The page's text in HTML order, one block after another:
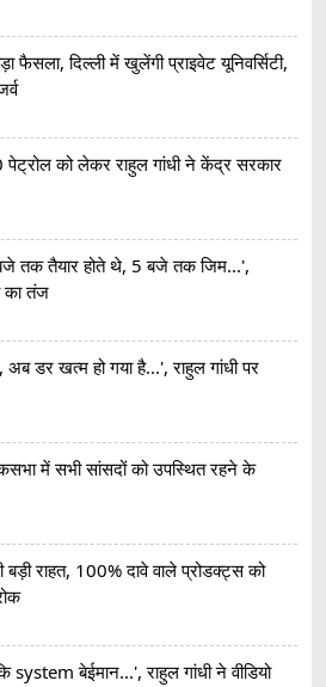
फैसला, दिल्ली में खुलेंगी प्राइवेट यूनिवर्सिटी,
पेट्रोल को लेकर राहुल गांधी ने केंद्र सरकार
तक तैयार होते थे, 5 बजे तक जिम...',
का तंज
डर खत्म हो गया है...', राहुल गांधी पर
में सभी सांसदों को उपस्थित रहने के
बड़ी राहत, 100% दावे वाले प्रोडक्ट्स को
system बेईमान...', राहुल गांधी ने वीडियो